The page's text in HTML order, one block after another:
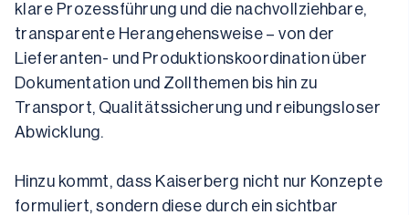
klare Prozessführung und die nachvollziehbare,
transparente Herangehensweise – von der
Lieferanten- und Produktionskoordination über
Dokumentation und Zollthemen bis hin zu
Transport, Qualitätssicherung und reibungsloser
Abwicklung.
Hinzu kommt, dass Kaiserberg nicht nur Konzepte
formuliert, sondern diese durch ein sichtbar